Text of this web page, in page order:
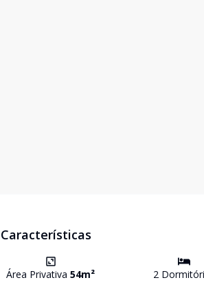
Características
Área Privativa 54m² 2